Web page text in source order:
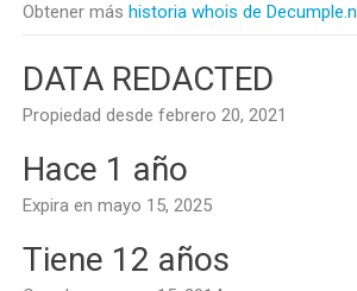
Obtener más historia whois de
DATA REDACTED
Propiedad desde febrero 20, 2021
Hace 1 año
Expira en mayo 15, 2025
Tiene 12 años